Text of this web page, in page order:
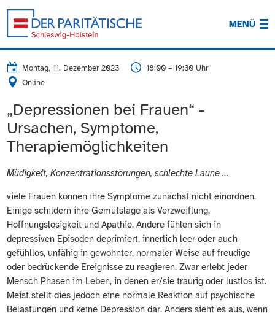
MENÜ
Montag, 11. Dezember 2023
18:00 – 19:30 Uhr
Online
„Depressionen bei Frauen“ -
Ursachen, Symptome,
Therapiemöglichkeiten
Müdigkeit, Konzentrationsstörungen, schlechte Laune …
viele Frauen können ihre Symptome zunächst nicht einordnen.
Einige schildern ihre Gemütslage als Verzweiflung,
Hoffnungslosigkeit und Apathie. Andere fühlen sich in
depressiven Episoden deprimiert, innerlich leer oder auch
gefühllos, unfähig in gewohnter, normaler Weise auf freudige
oder bedrückende Ereignisse zu reagieren. Zwar erlebt jeder
Mensch Phasen im Leben, in denen er/sie traurig oder lustlos ist.
Meist stellt dies jedoch eine normale Reaktion auf psychische
Belastungen und keine Depression dar. Anders sieht es aus, wenn